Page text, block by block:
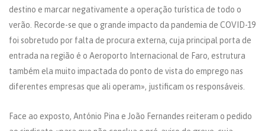
destino e marcar negativamente a operação turística de todo o
verão. Recorde-se que o grande impacto da pandemia de COVID-19
foi sobretudo por falta de procura externa, cuja principal porta de
entrada na região é o Aeroporto Internacional de Faro, estrutura
também ela muito impactada do ponto de vista do emprego nas
diferentes empresas que ali operam», justificam os responsáveis.
Face ao exposto, António Pina e João Fernandes reiteram o pedido